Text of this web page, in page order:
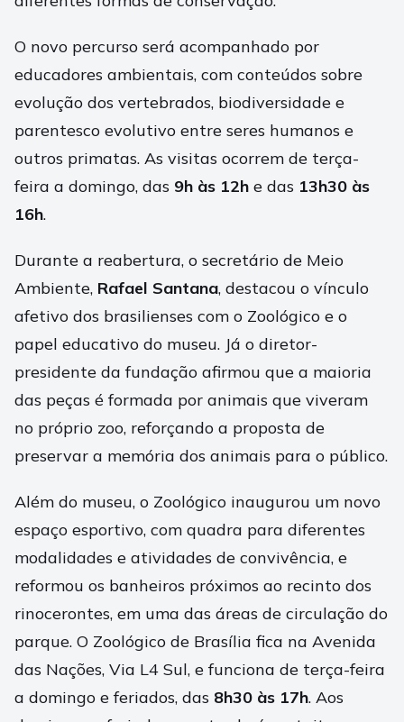
O novo percurso será acompanhado por
educadores ambientais, com conteúdos sobre
evolução dos vertebrados, biodiversidade e
parentesco evolutivo entre seres humanos e
outros primatas. As visitas ocorrem de terça-
feira a domingo, das 9h às 12h e das 13h30 às
16h.
Durante a reabertura, o secretário de Meio
Ambiente, Rafael Santana, destacou o vínculo
afetivo dos brasilienses com o Zoológico e o
papel educativo do museu. Já o diretor-
presidente da fundação afirmou que a maioria
das peças é formada por animais que viveram
no próprio zoo, reforçando a proposta de
preservar a memória dos animais para o público.
Além do museu, o Zoológico inaugurou um novo
espaço esportivo, com quadra para diferentes
modalidades e atividades de convivência, e
reformou os banheiros próximos ao recinto dos
rinocerontes, em uma das áreas de circulação do
parque. O Zoológico de Brasília fica na Avenida
das Nações, Via L4 Sul, e funciona de terça-feira
a domingo e feriados, das 8h30 às 17h. Aos